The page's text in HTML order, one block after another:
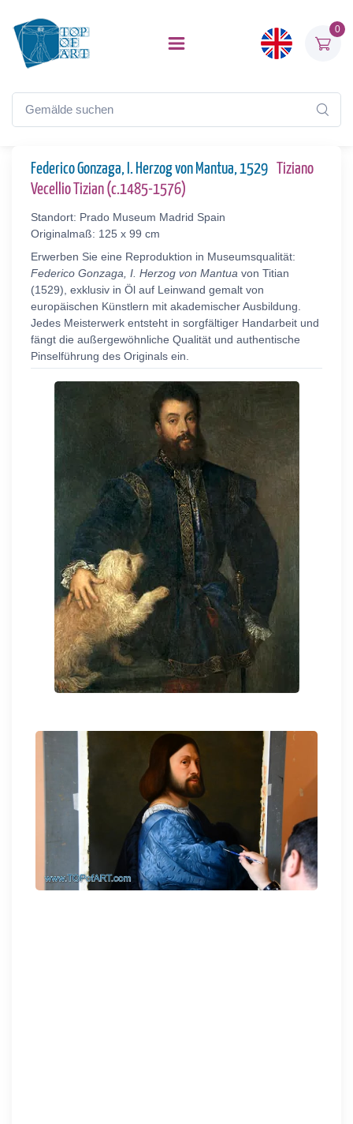
0
Federico Gonzaga, I. Herzog von Mantua, 1529
Tiziano
Vecellio Tizian (c.1485-1576)
Standort: Prado Museum Madrid Spain
Originalmaß: 125 x 99 cm
Erwerben Sie eine Reproduktion in Museumsqualität:
Federico Gonzaga, I. Herzog von Mantua von Titian
(1529), exklusiv in Öl auf Leinwand gemalt von
europäischen Künstlern mit akademischer Ausbildung.
Jedes Meisterwerk entsteht in sorgfältiger Handarbeit und
fängt die außergewöhnliche Qualität und authentische
Pinselführung des Originals ein.